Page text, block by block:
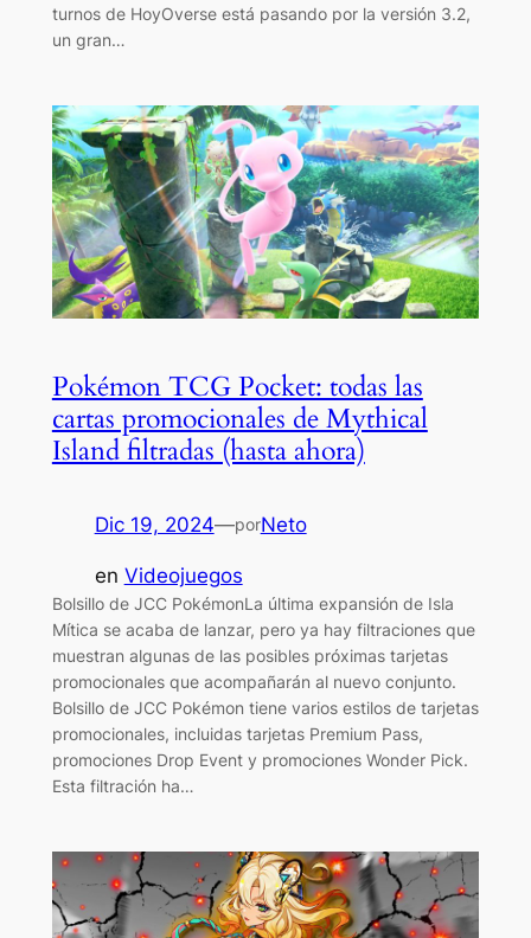
turnos de HoyOverse está pasando por la versión 3.2,
un gran…
Pokémon TCG Pocket: todas las
cartas promocionales de Mythical
Island filtradas (hasta ahora)
Dic 19, 2024—porNeto
en Videojuegos
Bolsillo de JCC PokémonLa última expansión de Isla
Mítica se acaba de lanzar, pero ya hay filtraciones que
muestran algunas de las posibles próximas tarjetas
promocionales que acompañarán al nuevo conjunto.
Bolsillo de JCC Pokémon tiene varios estilos de tarjetas
promocionales, incluidas tarjetas Premium Pass,
promociones Drop Event y promociones Wonder Pick.
Esta filtración ha…